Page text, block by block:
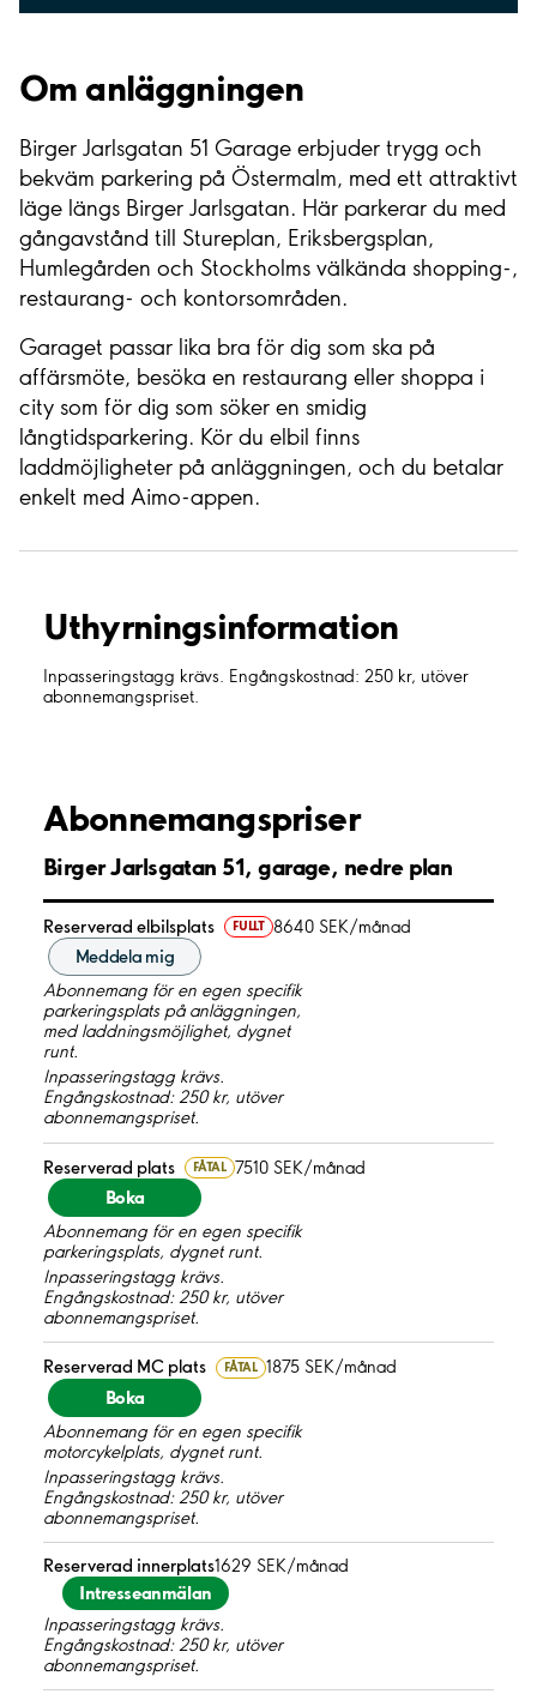
Om anläggningen
Birger Jarlsgatan 51 Garage erbjuder trygg och
bekväm parkering på Östermalm, med ett attraktivt
läge längs Birger Jarlsgatan. Här parkerar du med
gångavstånd till Stureplan, Eriksbergsplan,
Humlegården och Stockholms välkända shopping-,
restaurang- och kontorsområden.
Garaget passar lika bra för dig som ska på
affärsmöte, besöka en restaurang eller shoppa i
city som för dig som söker en smidig
långtidsparkering. Kör du elbil finns
laddmöjligheter på anläggningen, och du betalar
enkelt med Aimo-appen.
Uthyrnings­information
Inpasseringstagg krävs. Engångskostnad: 250 kr, utöver
abonnemangspriset.
Abonnemangspriser
Birger Jarlsgatan 51, garage, nedre plan
Reserverad elbilsplats FULLT
8640 SEK/månad
Meddela mig
Abonnemang för en egen specifik
parkeringsplats på anläggningen,
med laddningsmöjlighet, dygnet
runt.
Inpasseringstagg krävs.
Engångskostnad: 250 kr, utöver
abonnemangspriset.
Reserverad plats FÅTAL 7510 SEK/månad
Boka
Abonnemang för en egen specifik
parkeringsplats, dygnet runt.
Inpasseringstagg krävs.
Engångskostnad: 250 kr, utöver
abonnemangspriset.
Reserverad MC plats FÅTAL 1875 SEK/månad
Boka
Abonnemang för en egen specifik
motorcykelplats, dygnet runt.
Inpasseringstagg krävs.
Engångskostnad: 250 kr, utöver
abonnemangspriset.
Reserverad innerplats1629 SEK/månad
Intresseanmälan
Inpasseringstagg krävs.
Engångskostnad: 250 kr, utöver
abonnemangspriset.